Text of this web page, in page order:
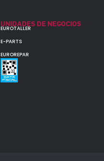
UNIDADES DE NEGOCIOS
EUROTALLER
E-PARTS
EUROREPAR